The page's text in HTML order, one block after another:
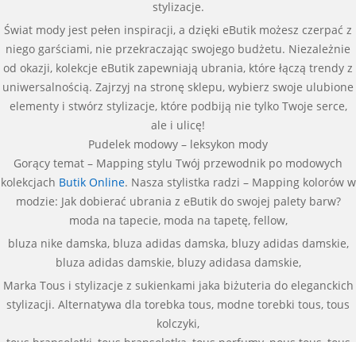
stylizacje.
Świat mody jest pełen inspiracji, a dzięki eButik możesz czerpać z
niego garściami, nie przekraczając swojego budżetu. Niezależnie
od okazji, kolekcje eButik zapewniają ubrania, które łączą trendy z
uniwersalnością. Zajrzyj na stronę sklepu, wybierz swoje ulubione
elementy i stwórz stylizacje, które podbiją nie tylko Twoje serce,
ale i ulicę!
Pudelek modowy – leksykon mody
Gorący temat – Mapping stylu Twój przewodnik po modowych
kolekcjach Butik Online. Nasza stylistka radzi – Mapping kolorów w
modzie: Jak dobierać ubrania z eButik do swojej palety barw?
moda na tapecie, moda na tapetę, fellow,
bluza nike damska, bluza adidas damska, bluzy adidas damskie,
bluza adidas damskie, bluzy adidasa damskie,
Marka Tous i stylizacje z sukienkami jaka biżuteria do eleganckich
stylizacji. Alternatywa dla torebka tous, modne torebki tous, tous
kolczyki,